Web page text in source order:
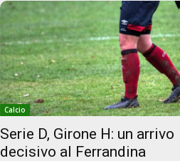
Calcio
Serie D, Girone H: un arrivo
decisivo al Ferrandina